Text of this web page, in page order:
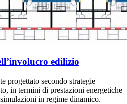
edilizio
progettato secondo strategie
in termini di prestazioni energetiche
in regime dinamico.